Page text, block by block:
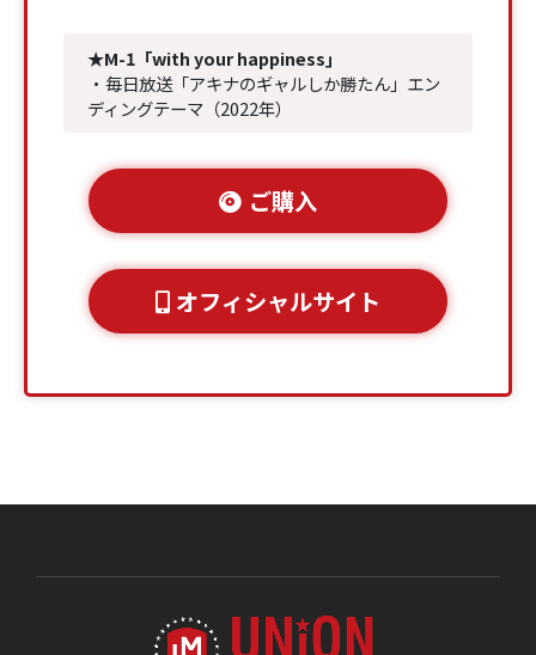
★M-1「with your happiness」
・毎日放送「アキナのギャルしか勝たん」エン
ディングテーマ（2022年）
ご購入
オフィシャルサイト